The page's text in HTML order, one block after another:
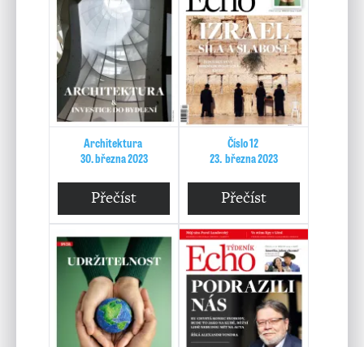
Architektura
30. března 2023
Přečíst
Číslo 12
23. března 2023
Přečíst